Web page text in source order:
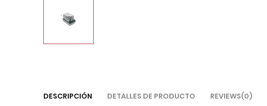
DESCRIPCIÓN DETALLES DE PRODUCTO REVIEWS(0)